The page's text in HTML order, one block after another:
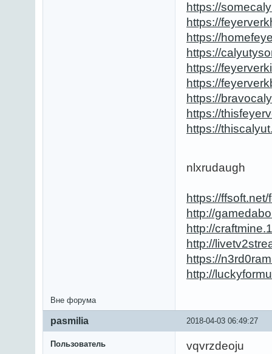
https://
https://
https://
https://
https://
https://
https://
https://
https://
nlxrudaugh
https://
http://
http://
http://
https://
http://
Вне форума
2018-04-03 06:49:27
pasmilia
Пользователь
vqvrzdeoju